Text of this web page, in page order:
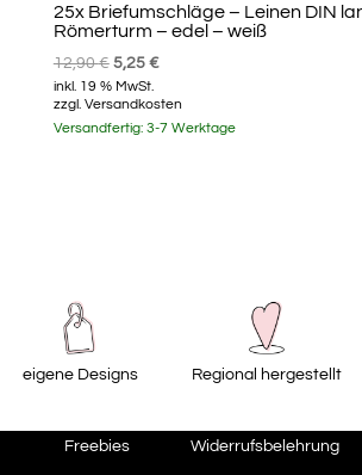
25x Briefumschläge – Leinen DIN
Römerturm – edel – weiß
12,90€ Ursprünglicher
Preis
5,25 €Aktueller
inkl. 19 % MwSt.
zzgl. Versandkosten
Versandfertig: 3-7 Werktage
eigene Designs Regional hergestellt
Freebies Widerrufsbelehrung